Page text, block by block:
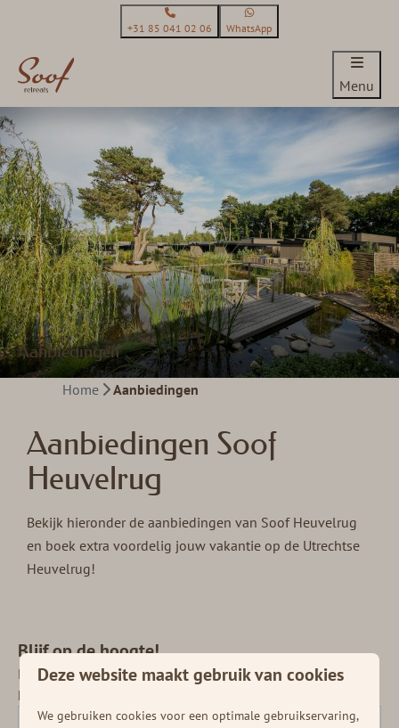
+31 85 041 02 06 WhatsApp
Menu
Aanbiedingen
Home Aanbiedingen
Aanbiedingen Soof
Heuvelrug
Bekijk hieronder de aanbiedingen van Soof Heuvelrug
en boek extra voordelig jouw vakantie op de Utrechtse
Heuvelrug!
Blijf op de hoogte!
Meld je aan voor onze nieuwsbrief en ontvang
het laatste nieuws en diverse deals!
Deze website maakt gebruik van cookies
We gebruiken cookies voor een optimale gebruikservaring,